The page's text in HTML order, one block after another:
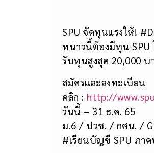
SPU จัดทุนแรงให้!
หนาวนี้ต้องมีทุน SPU
รับทุนสูงสุด 20,000 บ
สมัครและลงทะเบียน
คลิก : http://
วันนี้ – 31 ธ.ค. 65
ม.6 / ปวช. / กศน. /
#เรียนบัญชี SPU ภา